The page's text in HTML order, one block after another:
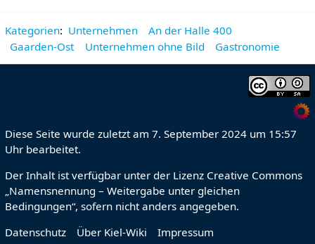
Kategorien: Unternehmen
An der Halle 400
Gaarden-Ost
Unternehmen ohne Bild Gastronomie
Diese Seite wurde zuletzt am 7. September 2024 um 15:57
Uhr bearbeitet.
Der Inhalt ist verfügbar unter der Lizenz Creative Commons
„Namensnennung – Weitergabe unter gleichen
Bedingungen“, sofern nicht anders angegeben.
Datenschutz
Über Kiel-Wiki Impressum